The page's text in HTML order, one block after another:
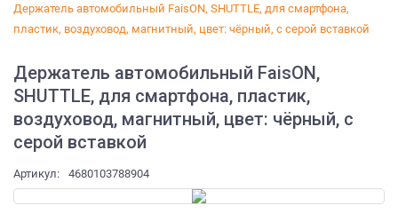
Держатель автомобильный FaisON, SHUTTLE, для смартфона,
пластик, воздуховод, магнитный, цвет: чёрный, с серой вставкой
Держатель автомобильный FaisON,
SHUTTLE, для смартфона, пластик,
воздуховод, магнитный, цвет: чёрный, с
серой вставкой
Артикул: 4680103788904